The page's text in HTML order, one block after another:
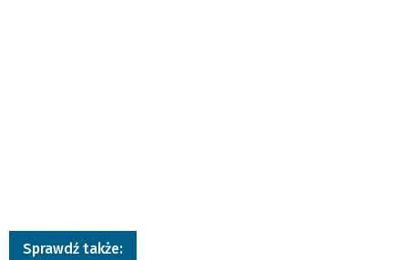
Sprawdź także: